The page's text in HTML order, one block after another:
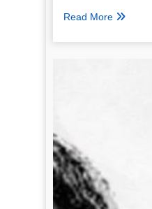
Read More